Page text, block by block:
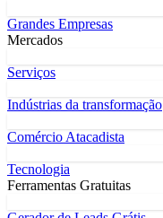
Grandes Empresas
Mercados
Serviços
Indústrias da transformação
Comércio Atacadista
Tecnologia
Ferramentas Gratuitas